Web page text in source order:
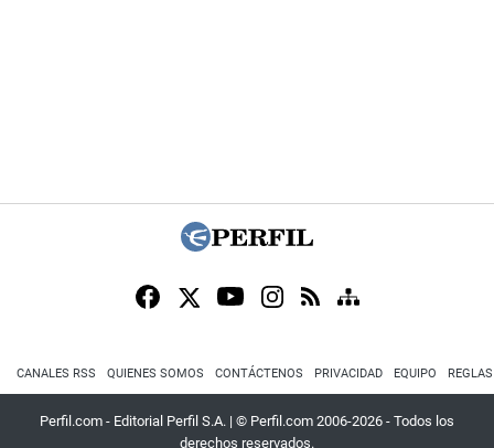
CANALES RSS QUIENES SOMOS CONTÁCTENOS PRIVACIDAD EQUIPO
Perfil.com - Editorial Perfil S.A. | © Perfil.com 2006-2026 - Todos los
derechos reservados.